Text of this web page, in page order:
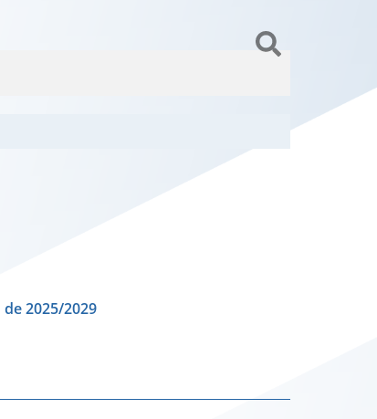
2025/2029